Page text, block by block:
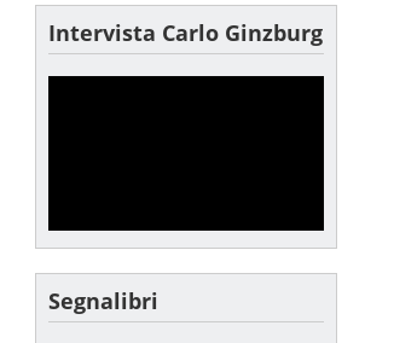
Intervista Carlo Ginzburg
Segnalibri